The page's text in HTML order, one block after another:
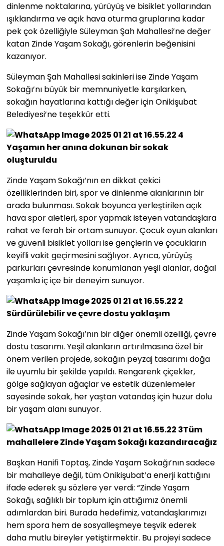
dinlenme noktalarına, yürüyüş ve bisiklet yollarından
ışıklandırma ve açık hava oturma gruplarına kadar
pek çok özelliğiyle Süleyman Şah Mahallesi’ne değer
katan Zinde Yaşam Sokağı, görenlerin beğenisini
kazanıyor.
Süleyman Şah Mahallesi sakinleri ise Zinde Yaşam
Sokağı’nı büyük bir memnuniyetle karşılarken,
sokağın hayatlarına kattığı değer için Onikişubat
Belediyesi’ne teşekkür etti.
Yaşamın her anına dokunan bir sokak
oluşturuldu
Zinde Yaşam Sokağı’nın en dikkat çekici
özelliklerinden biri, spor ve dinlenme alanlarının bir
arada bulunması. Sokak boyunca yerleştirilen açık
hava spor aletleri, spor yapmak isteyen vatandaşlara
rahat ve ferah bir ortam sunuyor. Çocuk oyun alanları
ve güvenli bisiklet yolları ise gençlerin ve çocukların
keyifli vakit geçirmesini sağlıyor. Ayrıca, yürüyüş
parkurları çevresinde konumlanan yeşil alanlar, doğal
yaşamla iç içe bir deneyim sunuyor.
Sürdürülebilir ve çevre dostu yaklaşım
Zinde Yaşam Sokağı’nın bir diğer önemli özelliği, çevre
dostu tasarımı. Yeşil alanların artırılmasına özel bir
önem verilen projede, sokağın peyzaj tasarımı doğa
ile uyumlu bir şekilde yapıldı. Rengarenk çiçekler,
gölge sağlayan ağaçlar ve estetik düzenlemeler
sayesinde sokak, her yaştan vatandaş için huzur dolu
bir yaşam alanı sunuyor.
Tüm
mahallelere Zinde Yaşam Sokağı kazandıracağız
Başkan Hanifi Toptaş, Zinde Yaşam Sokağı’nın sadece
bir mahalleye değil, tüm Onikişubat’a enerji kattığını
ifade ederek şu sözlere yer verdi: “Zinde Yaşam
Sokağı, sağlıklı bir toplum için attığımız önemli
adımlardan biri. Burada hedefimiz, vatandaşlarımızı
hem spora hem de sosyalleşmeye teşvik ederek
daha mutlu bireyler yetiştirmektir. Bu projeyi sadece